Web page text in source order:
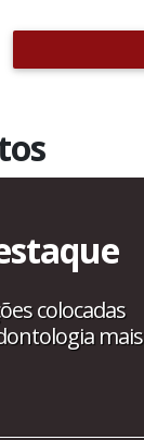
colocadas
mais